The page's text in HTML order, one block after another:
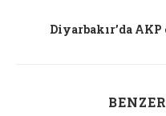
Diyarbakır’da